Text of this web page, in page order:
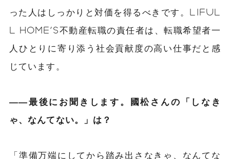
った人はしっかりと対価を得るべきです。LIFUL
L HOME'S不動産転職の責任者は、転職希望者一
人ひとりに寄り添う社会貢献度の高い仕事だと感
じています。
――最後にお聞きします。國松さんの「しなき
ゃ、なんてない。」は？
「準備万端にしてから踏み出さなきゃ、なんてな